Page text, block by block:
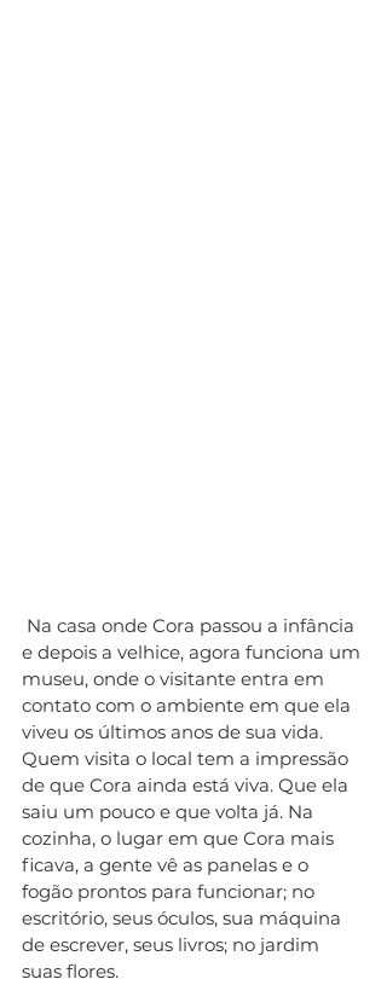
e depois a velhice, agora funciona um
museu, onde o visitante entra em
contato com o ambiente em que ela
viveu os últimos anos de sua vida.
Quem visita o local tem a impressão
de que Cora ainda está viva. Que ela
saiu um pouco e que volta já. Na
cozinha, o lugar em que Cora mais
ficava, a gente vê as panelas e o
fogão prontos para funcionar; no
escritório, seus óculos, sua máquina
de escrever, seus livros; no jardim
suas flores.